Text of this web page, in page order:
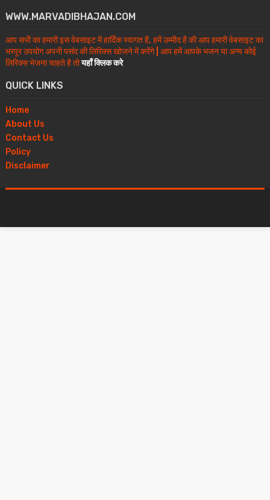
WWW.MARVADIBHAJAN.COM
आप सभी का हमारी इस वेबसाइट में हार्दिक स्वागत है, हमें उम्मीद है की आप हमारी वेबसाइट का
भरपूर उपयोग अपनी पसंद की लिरिक्स खोजने में करेंगे | आप हमें आपके भजन या अन्य कोई
लिरिक्स भेजना चाहते है तोयहाँ क्लिक करे
QUICK LINKS
Home
About Us
Contact Us
Policy
Disclaimer